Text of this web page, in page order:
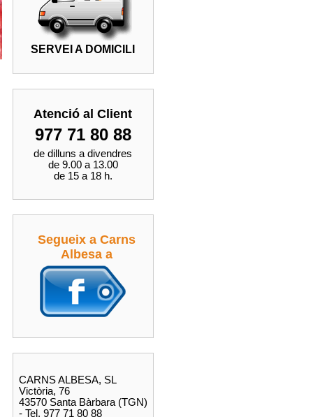
SERVEI A DOMICILI
Atenció al Client
977 71 80 88
de dilluns a divendres
de 9.00 a 13.00
de 15 a 18 h.
Segueix a Carns
Albesa a
CARNS ALBESA, SL
Victòria, 76
43570 Santa Bàrbara (TGN)
- Tel. 977 71 80 88